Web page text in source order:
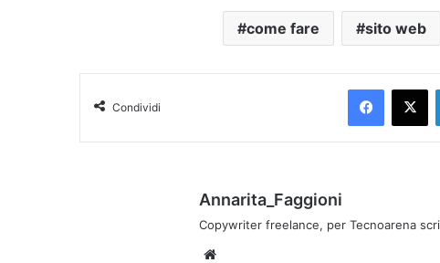
come fare sito web
Condividi
Annarita_Faggioni
Copywriter freelance, per Tecnoarena